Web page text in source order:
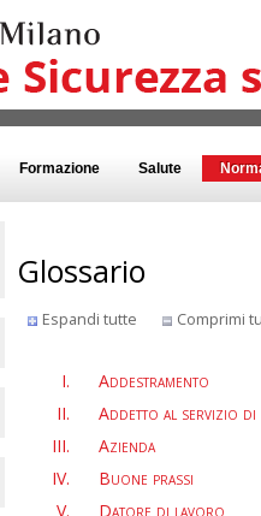
Formazione Salute
Glossario
Espandi tutte Comprimi
Addestramento
Addetto al servizio di
Azienda
Buone prassi
Datore di lavoro